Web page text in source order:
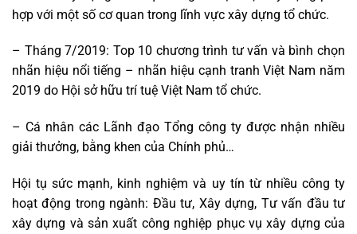
hợp với một số cơ quan trong lĩnh vực xây dựng tổ chức.
– Tháng 7/2019: Top 10 chương trình tư vấn và bình chọn
nhãn hiệu nổi tiếng – nhãn hiệu cạnh tranh Việt Nam năm
2019 do Hội sở hữu trí tuệ Việt Nam tổ chức.
– Cá nhân các Lãnh đạo Tổng công ty được nhận nhiều
giải thưởng, bằng khen của Chính phủ…
Hội tụ sức mạnh, kinh nghiệm và uy tín từ nhiều công ty
hoạt động trong ngành: Đầu tư, Xây dựng, Tư vấn đầu tư
xây dựng và sản xuất công nghiệp phục vụ xây dựng của